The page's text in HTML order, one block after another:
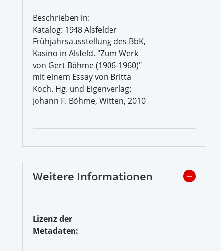
Beschrieben in:
Katalog: 1948 Alsfelder
Frühjahrsausstellung des BbK,
Kasino in Alsfeld. "Zum Werk
von Gert Böhme (1906-1960)"
mit einem Essay von Britta
Koch. Hg. und Eigenverlag:
Johann F. Böhme, Witten, 2010
Weitere Informationen
Lizenz der
Metadaten: